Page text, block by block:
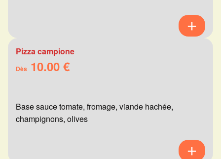
Pizza campione
Dès 10.00 €
Base sauce tomate, fromage, viande hachée,
champignons, olives